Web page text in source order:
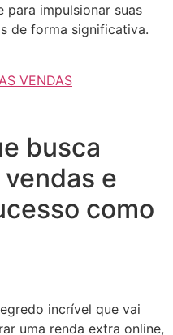
para impulsionar suas
de forma significativa.
VENDAS
busca
e
como
incrível que vai
uma renda extra online,